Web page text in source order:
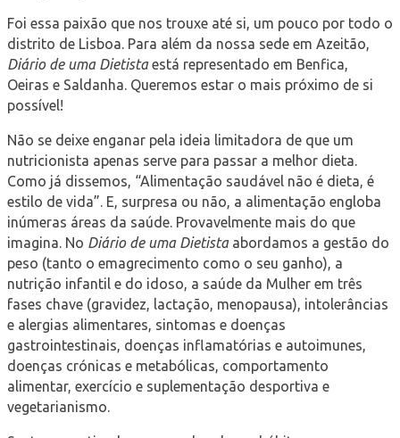
Foi essa paixão que nos trouxe até si, um pouco por todo o
distrito de Lisboa. Para além da nossa sede em Azeitão,
Diário de uma Dietistaestá representado em Benfica,
Oeiras e Saldanha. Queremos estar o mais próximo de si
possível!
Não se deixe enganar pela ideia limitadora de que um
nutricionista apenas serve para passar a melhor dieta.
Como já dissemos, “Alimentação saudável não é dieta, é
estilo de vida”. E, surpresa ou não, a alimentação engloba
inúmeras áreas da saúde. Provavelmente mais do que
imagina. No Diário de uma Dietistaabordamos a gestão do
peso (tanto o emagrecimento como o seu ganho), a
nutrição infantil e do idoso, a saúde da Mulher em três
fases chave (gravidez, lactação, menopausa), intolerâncias
e alergias alimentares, sintomas e doenças
gastrointestinais, doenças inflamatórias e autoimunes,
doenças crónicas e metabólicas, comportamento
alimentar, exercício e suplementação desportiva e
vegetarianismo.